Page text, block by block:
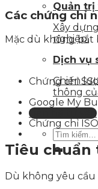
Quản trị
Xây
nghiệp.
Dịch vụ
Chiến
thông
Liên hệ tư vấn
Các chứng chỉ
Mặc dù không bắt
Chứng chỉ
Google My
Chứng chỉ
Tiêu
Dù không yêu cầu